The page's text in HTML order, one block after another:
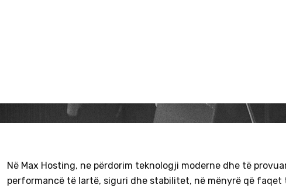
Në Max Hosting, ne përdorim teknologji moderne dhe të
performancë të lartë, siguri dhe stabilitet, në mënyrë që